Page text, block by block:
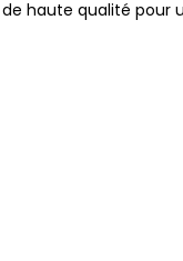
haute qualité pour